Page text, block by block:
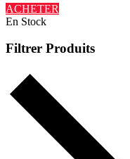
ACHETER
En Stock
Filtrer Produits